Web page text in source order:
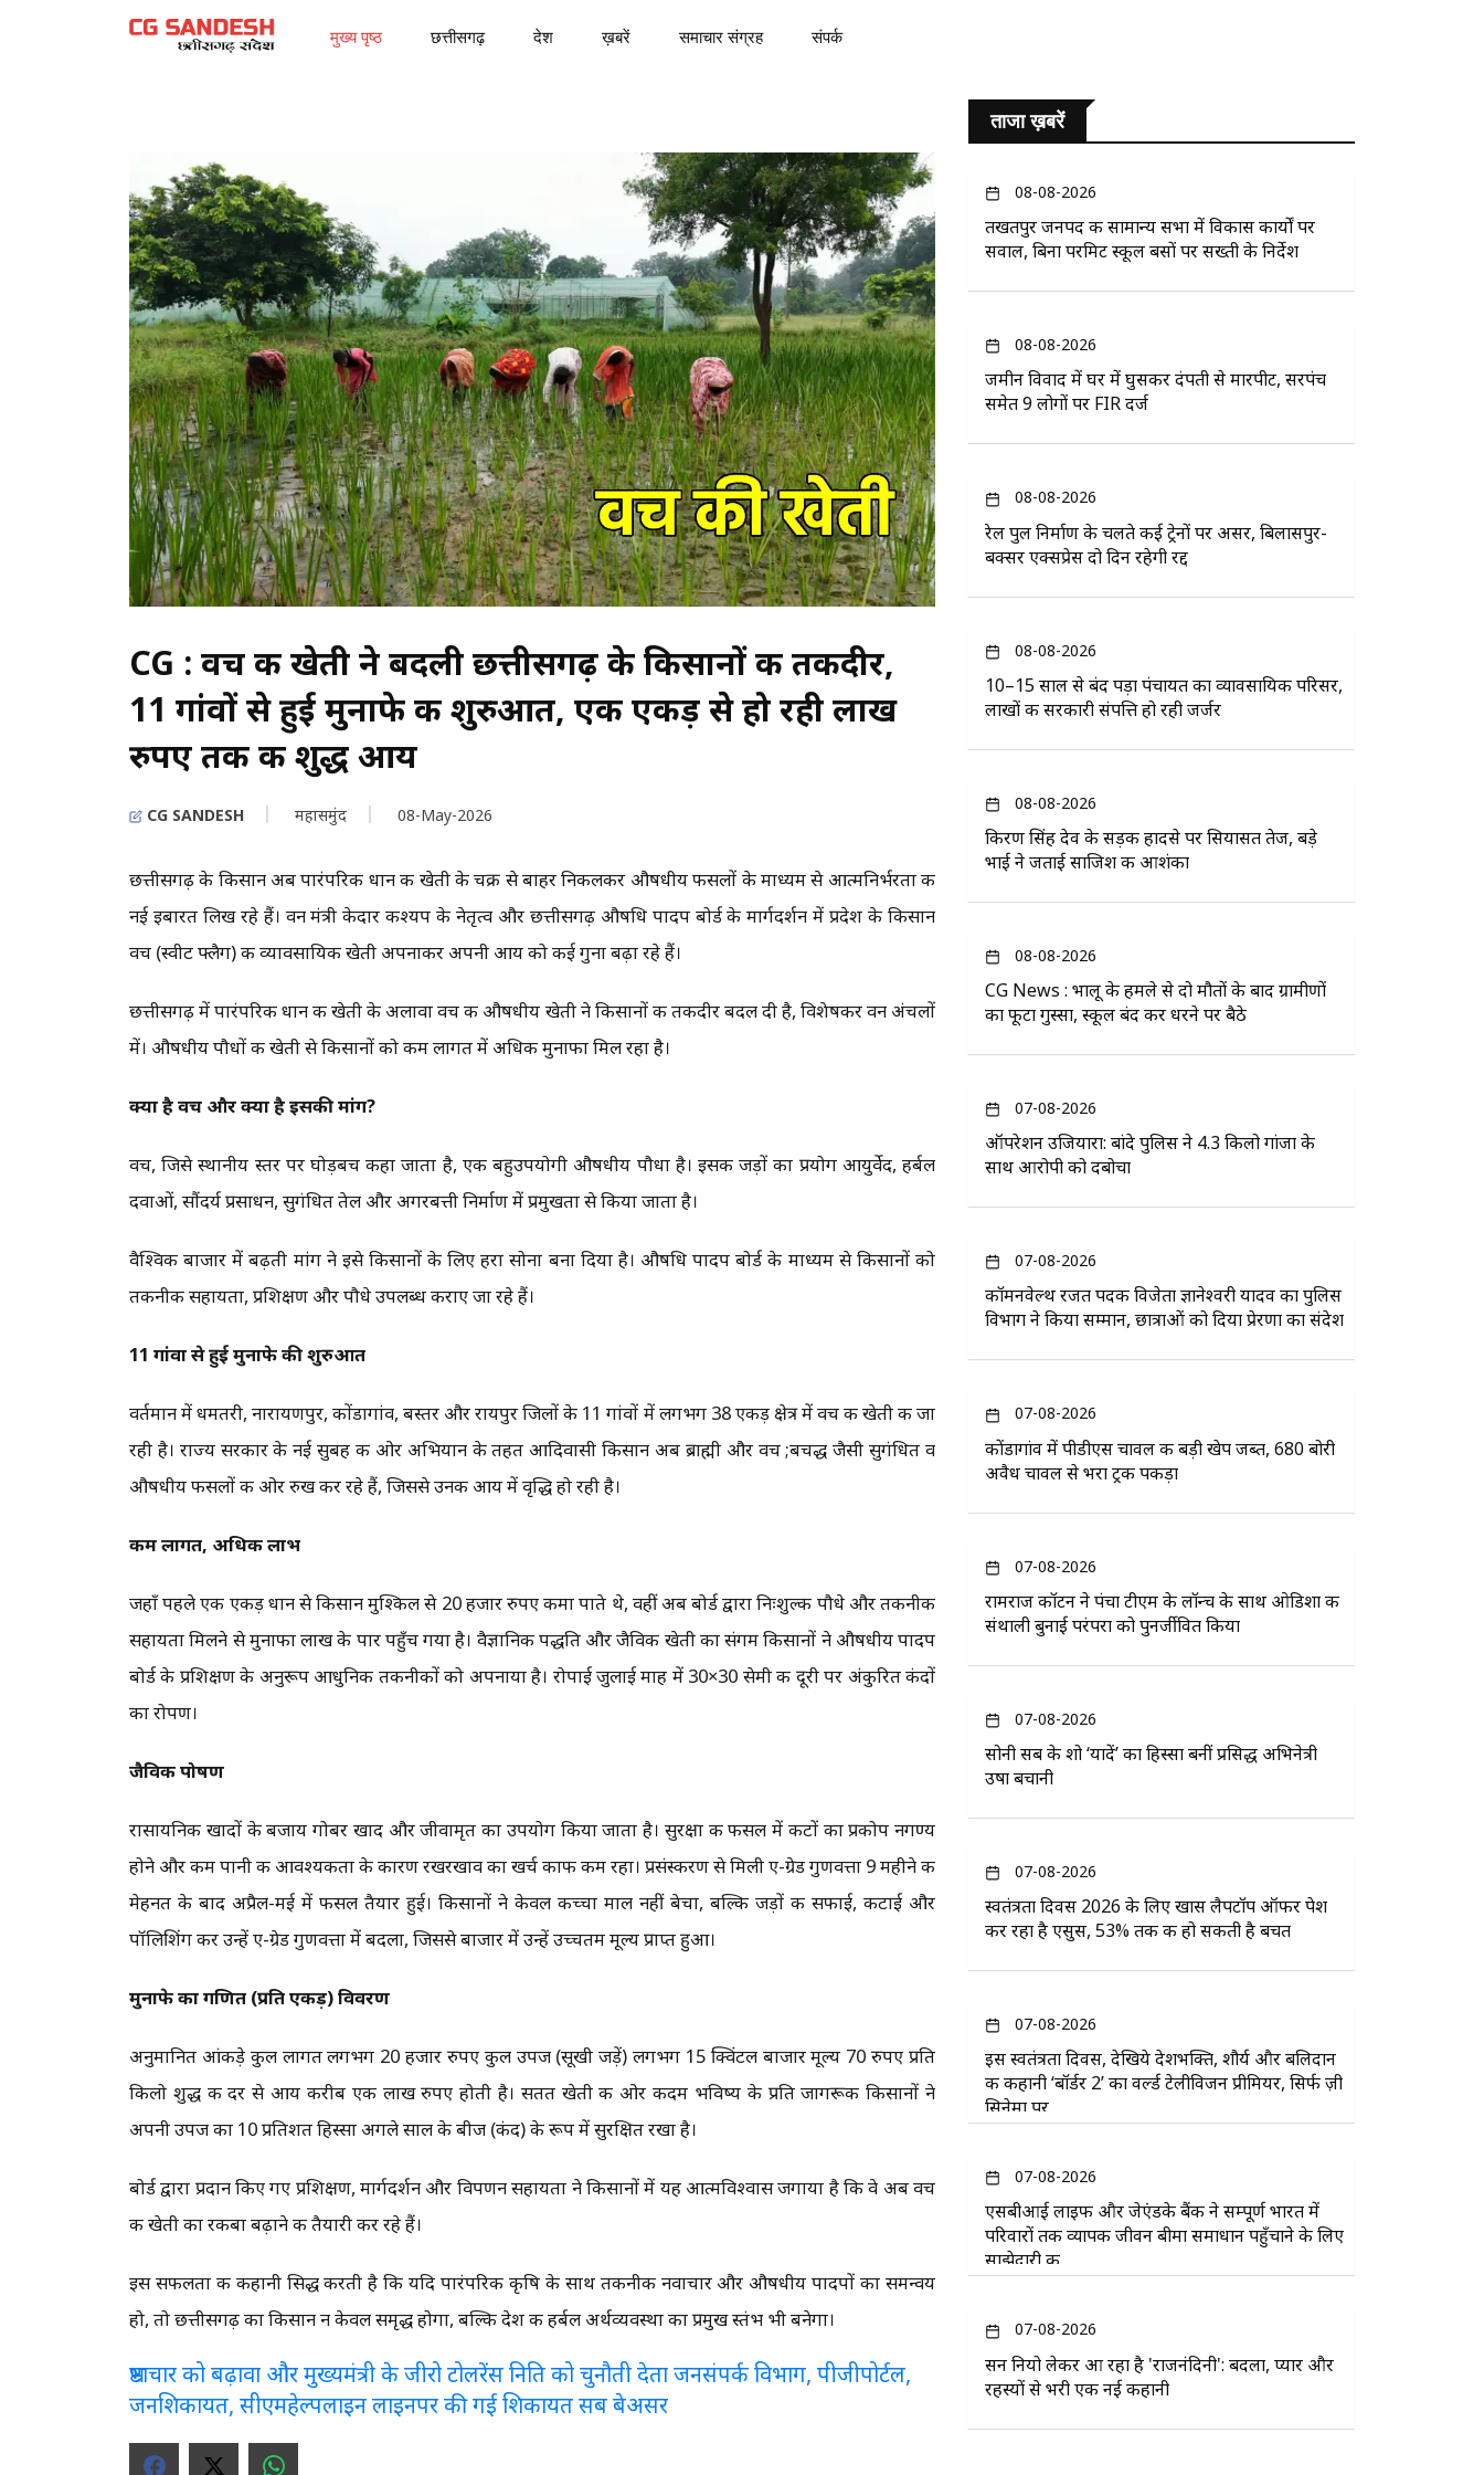
मुख्य पृष्ठ छत्तीसगढ़ देश ख़बरें समाचार संग्रह संपर्क
CG : वच की खेती ने बदली छत्तीसगढ़ के किसानों की तकदीर,
11 गांवों से हुई मुनाफे की शुरुआत, एक एकड़ से हो रही लाख
रुपए तक की शुद्ध आय
CG SANDESH महासमुंद 08-May-2026
छत्तीसगढ़ के किसान अब पारंपरिक धान की खेती के चक्र से बाहर निकलकर औषधीय फसलों के माध्यम से आत्मनिर्भरता की
नई इबारत लिख रहे हैं। वन मंत्री केदार कश्यप के नेतृत्व और छत्तीसगढ़ औषधि पादप बोर्ड के मार्गदर्शन में प्रदेश के किसान
वच (स्वीट फ्लैग) की व्यावसायिक खेती अपनाकर अपनी आय को कई गुना बढ़ा रहे हैं।
छत्तीसगढ़ में पारंपरिक धान की खेती के अलावा वच की औषधीय खेती ने किसानों की तकदीर बदल दी है, विशेषकर वन अंचलों
में। औषधीय पौधों की खेती से किसानों को कम लागत में अधिक मुनाफा मिल रहा है।
क्या है वच और क्यों है इसकी मांग?
वच, जिसे स्थानीय स्तर पर घोड़बच कहा जाता है, एक बहुउपयोगी औषधीय पौधा है। इसकी जड़ों का प्रयोग आयुर्वेद, हर्बल
दवाओं, सौंदर्य प्रसाधन, सुगंधित तेल और अगरबत्ती निर्माण में प्रमुखता से किया जाता है।
वैश्विक बाजार में बढ़ती मांग ने इसे किसानों के लिए हरा सोना बना दिया है। औषधि पादप बोर्ड के माध्यम से किसानों को
तकनीकी सहायता, प्रशिक्षण और पौधे उपलब्ध कराए जा रहे हैं।
11 गांवों से हुई मुनाफे की शुरुआत
वर्तमान में धमतरी, नारायणपुर, कोंडागांव, बस्तर और रायपुर जिलों के 11 गांवों में लगभग 38 एकड़ क्षेत्र में वच की खेती की जा
रही है। राज्य सरकार के नई सुबह की ओर अभियान के तहत आदिवासी किसान अब ब्राह्मी और वच ;बचद्ध जैसी सुगंधित व
औषधीय फसलों की ओर रुख कर रहे हैं, जिससे उनकी आय में वृद्धि हो रही है।
कम लागत, अधिक लाभ
जहाँ पहले एक एकड़ धान से किसान मुश्किल से 20 हजार रुपए कमा पाते थे, वहीं अब बोर्ड द्वारा निःशुल्क पौधे और तकनीकी
सहायता मिलने से मुनाफा लाख के पार पहुँच गया है। वैज्ञानिक पद्धति और जैविक खेती का संगम किसानों ने औषधीय पादप
बोर्ड के प्रशिक्षण के अनुरूप आधुनिक तकनीकों को अपनाया है। रोपाई जुलाई माह में 30×30 सेमी की दूरी पर अंकुरित कंदों
का रोपण।
जैविक पोषण
रासायनिक खादों के बजाय गोबर खाद और जीवामृत का उपयोग किया जाता है। सुरक्षा की फसल में कीटों का प्रकोप नगण्य
होने और कम पानी की आवश्यकता के कारण रखरखाव का खर्च काफी कम रहा। प्रसंस्करण से मिली ए-ग्रेड गुणवत्ता 9 महीने की
मेहनत के बाद अप्रैल-मई में फसल तैयार हुई। किसानों ने केवल कच्चा माल नहीं बेचा, बल्कि जड़ों की सफाई, कटाई और
पॉलिशिंग कर उन्हें ए-ग्रेड गुणवत्ता में बदला, जिससे बाजार में उन्हें उच्चतम मूल्य प्राप्त हुआ।
मुनाफे का गणित (प्रति एकड़) विवरण
अनुमानित आंकड़े कुल लागत लगभग 20 हजार रुपए कुल उपज (सूखी जड़ें) लगभग 15 क्विंटल बाजार मूल्य 70 रुपए प्रति
किलो शुद्ध की दर से आय करीब एक लाख रुपए होती है। सतत खेती की ओर कदम भविष्य के प्रति जागरूक किसानों ने
अपनी उपज का 10 प्रतिशत हिस्सा अगले साल के बीज (कंद) के रूप में सुरक्षित रखा है।
बोर्ड द्वारा प्रदान किए गए प्रशिक्षण, मार्गदर्शन और विपणन सहायता ने किसानों में यह आत्मविश्वास जगाया है कि वे अब वच
की खेती का रकबा बढ़ाने की तैयारी कर रहे हैं।
इस सफलता की कहानी सिद्ध करती है कि यदि पारंपरिक कृषि के साथ तकनीकी नवाचार और औषधीय पादपों का समन्वय
हो, तो छत्तीसगढ़ का किसान न केवल समृद्ध होगा, बल्कि देश की हर्बल अर्थव्यवस्था का प्रमुख स्तंभ भी बनेगा।
भ्रष्टाचार को बढ़ावा और मुख्यमंत्री के जीरो टोलरेंस निति को चुनौती देता जनसंपर्क विभाग, पीजीपोर्टल,
जनशिकायत, सीएमहेल्पलाइन लाइनपर की गई शिकायत सब बेअसर
ताजा ख़बरें
08-08-2026
तखतपुर जनपद की सामान्य सभा में विकास कार्यों पर
सवाल, बिना परमिट स्कूल बसों पर सख्ती के निर्देश
08-08-2026
जमीन विवाद में घर में घुसकर दंपती से मारपीट, सरपंच
समेत 9 लोगों पर FIR दर्ज
08-08-2026
रेल पुल निर्माण के चलते कई ट्रेनों पर असर, बिलासपुर-
बक्सर एक्सप्रेस दो दिन रहेगी रद्द
08-08-2026
10–15 साल से बंद पड़ा पंचायत का व्यावसायिक परिसर,
लाखों की सरकारी संपत्ति हो रही जर्जर
08-08-2026
किरण सिंह देव के सड़क हादसे पर सियासत तेज, बड़े
भाई ने जताई साजिश की आशंका
08-08-2026
CG News : भालू के हमले से दो मौतों के बाद ग्रामीणों
का फूटा गुस्सा, स्कूल बंद कर धरने पर बैठे
07-08-2026
ऑपरेशन उजियारा: बांदे पुलिस ने 4.3 किलो गांजा के
साथ आरोपी को दबोचा
07-08-2026
कॉमनवेल्थ रजत पदक विजेता ज्ञानेश्वरी यादव का पुलिस
विभाग ने किया सम्मान, छात्राओं को दिया प्रेरणा का संदेश
07-08-2026
कोंडागांव में पीडीएस चावल की बड़ी खेप जब्त, 680 बोरी
अवैध चावल से भरा ट्रक पकड़ा
07-08-2026
रामराज कॉटन ने पंचा टीएम के लॉन्च के साथ ओडिशा की
संथाली बुनाई परंपरा को पुनर्जीवित किया
07-08-2026
सोनी सब के शो ‘यादें’ का हिस्सा बनीं प्रसिद्ध अभिनेत्री
उषा बचानी
07-08-2026
स्वतंत्रता दिवस 2026 के लिए खास लैपटॉप ऑफर पेश
कर रहा है एसुस, 53% तक की हो सकती है बचत
07-08-2026
इस स्वतंत्रता दिवस, देखिये देशभक्ति, शौर्य और बलिदान
की कहानी ‘बॉर्डर 2’ का वर्ल्ड टेलीविजन प्रीमियर, सिर्फ ज़ी
सिनेमा पर
07-08-2026
एसबीआई लाइफ और जेएंडके बैंक ने सम्पूर्ण भारत में
परिवारों तक व्यापक जीवन बीमा समाधान पहुँचाने के लिए
साझेदारी की
07-08-2026
सन नियो लेकर आ रहा है 'राजनंदिनी': बदला, प्यार और
रहस्यों से भरी एक नई कहानी